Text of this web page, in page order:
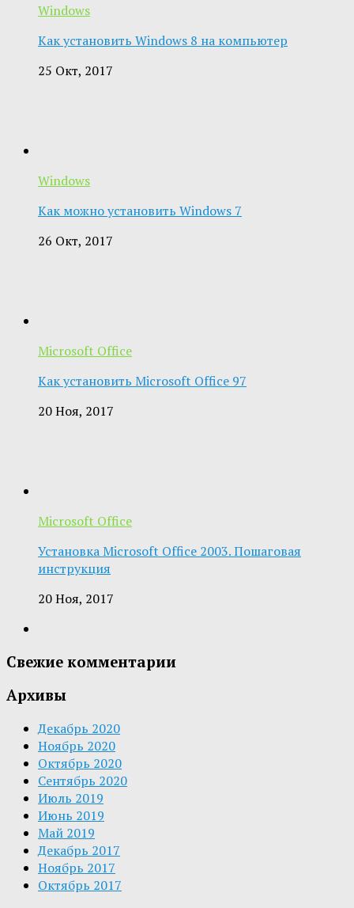
Windows
Как установить Windows 8 на компьютер
25 Окт, 2017
Windows
Как можно установить Windows 7
26 Окт, 2017
Microsoft Office
Как установить Microsoft Office 97
20 Ноя, 2017
Microsoft Office
Установка Microsoft Office 2003. Пошаговая
инструкция
20 Ноя, 2017
Свежие комментарии
Архивы
Декабрь 2020
Ноябрь 2020
Октябрь 2020
Сентябрь 2020
Июль 2019
Июнь 2019
Май 2019
Декабрь 2017
Ноябрь 2017
Октябрь 2017